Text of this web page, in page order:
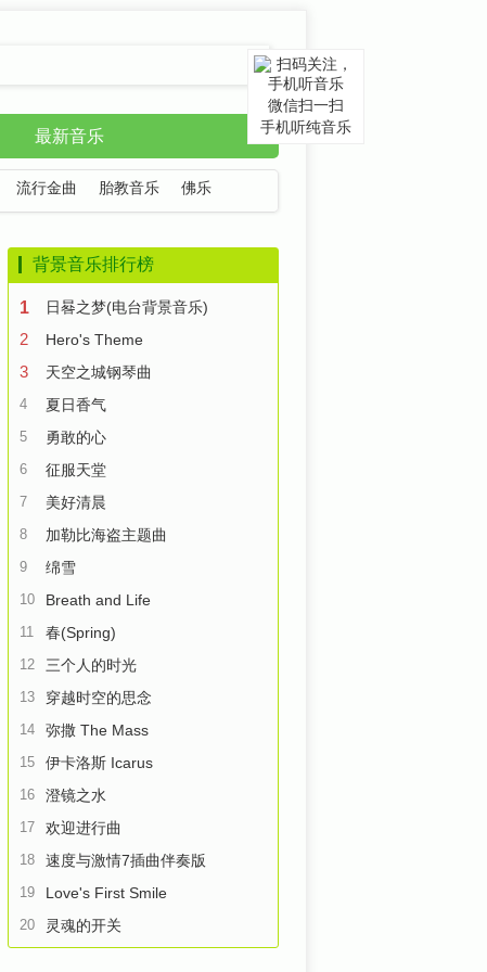
最新音乐
流行金曲 胎教音乐 佛乐
背景音乐排行榜
1 日晷之梦(电台背景音乐)
2 Hero's Theme
3 天空之城钢琴曲
4 夏日香气
5 勇敢的心
6 征服天堂
7 美好清晨
8 加勒比海盗主题曲
9 绵雪
10 Breath and Life
11 春(Spring)
12 三个人的时光
13 穿越时空的思念
14 弥撒 The Mass
15 伊卡洛斯 Icarus
16 澄镜之水
17 欢迎进行曲
18 速度与激情7插曲伴奏版
19 Love's First Smile
20 灵魂的开关
微信扫一扫
手机听纯音乐